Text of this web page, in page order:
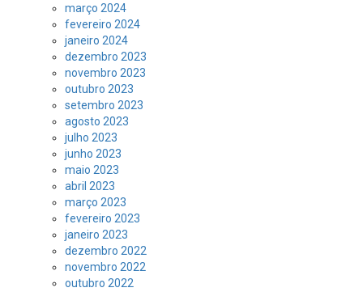
março 2024
fevereiro 2024
janeiro 2024
dezembro 2023
novembro 2023
outubro 2023
setembro 2023
agosto 2023
julho 2023
junho 2023
maio 2023
abril 2023
março 2023
fevereiro 2023
janeiro 2023
dezembro 2022
novembro 2022
outubro 2022